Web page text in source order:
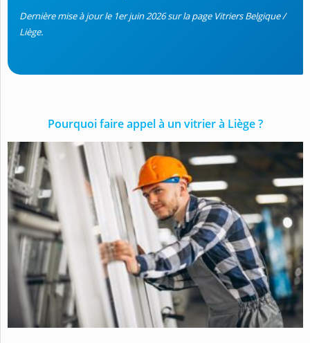
Dernière mise à jour le 1er juin 2026 sur la page Vitriers Belgique /
Liège.
Pourquoi faire appel à un vitrier à Liège ?